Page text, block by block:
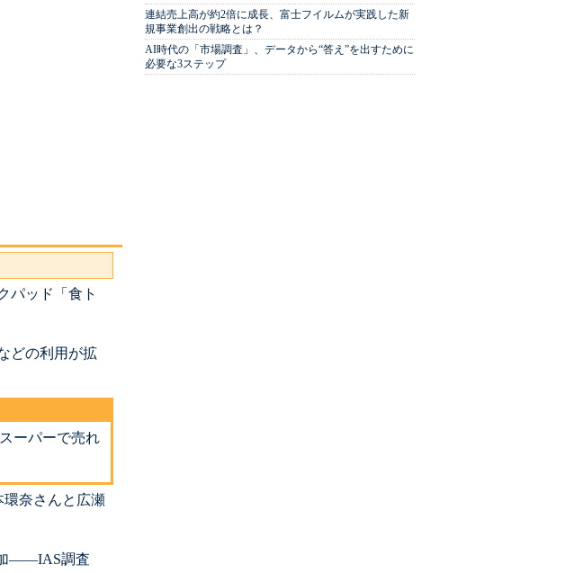
パッド「食ト
どの利用が拡
ーパーで売れ
奈さんと広瀬
加――IAS調査
連結売上高が約2倍に成長、富士フイルムが実践した新
規事業創出の戦略とは？
AI時代の「市場調査」、データから“答え”を出すために
必要な3ステップ